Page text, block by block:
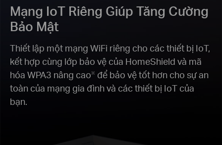
Mạng IoT Riêng Giúp Tăng Cường
Bảo Mật
Thiết lập một mạng WiFi riêng cho các thiết bị IoT,
kết hợp cùng lớp bảo vệ của HomeShield và mã
hóa WPA3 nâng cao※ để bảo vệ tốt hơn cho sự an
toàn của mạng gia đình và các thiết bị IoT của
bạn.